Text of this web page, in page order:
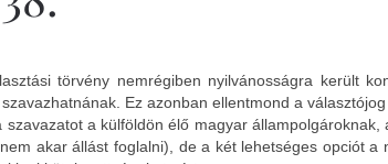
törvény nemrégiben nyilvánosságra került
Ez azonban ellentmond a
a külföldön élő magyar
akar állást foglalni), de a két lehetséges opciót